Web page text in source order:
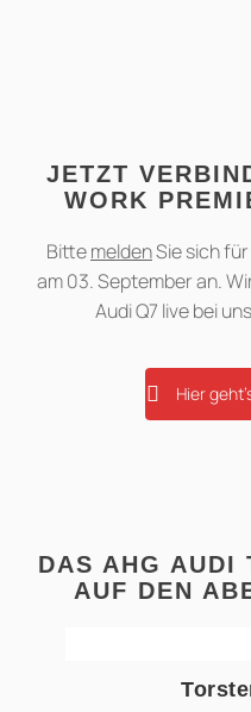
JETZT
WORK
BittemeldenSie sich
am 03. September an.
Audi Q7 live bei
Hier
DAS AHG AUDI
AUF DEN